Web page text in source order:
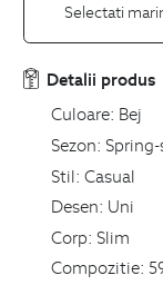
Selectati
Detalii produs
Culoare: Bej
Sezon:
Stil: Casual
Desen: Uni
Corp: Slim
Compozitie: